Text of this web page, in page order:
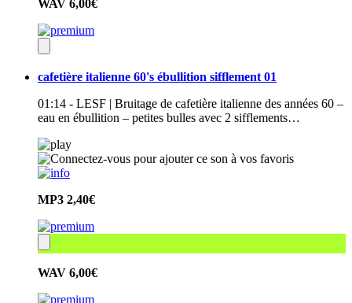
WAV 6,00€
cafetière italienne 60's ébullition sifflement 01
01:14 - LESF | Bruitage de cafetière italienne des années 60 –
eau en ébullition – petites bulles avec 2 sifflements…
MP3 2,40€
WAV 6,00€